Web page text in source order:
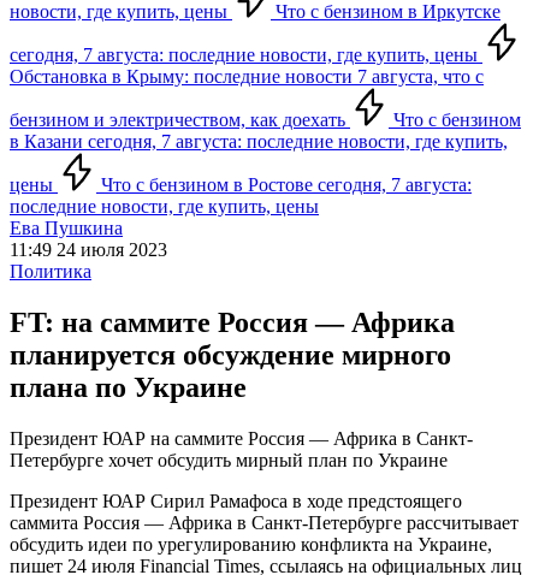
новости, где купить, цены Что с бензином в Иркутске
сегодня, 7 августа: последние новости, где купить, цены
Обстановка в Крыму: последние новости 7 августа, что с
бензином и электричеством, как доехать
Что с бензином
в Казани сегодня, 7 августа: последние новости, где купить,
цены
Что с бензином в Ростове сегодня, 7 августа:
последние новости, где купить, цены
Ева Пушкина
11:49 24 июля 2023
Политика
FT: на саммите Россия — Африка
планируется обсуждение мирного
плана по Украине
Президент ЮАР на саммите Россия — Африка в Санкт-
Петербурге хочет обсудить мирный план по Украине
Президент ЮАР Сирил Рамафоса в ходе предстоящего
саммита Россия — Африка в Санкт-Петербурге рассчитывает
обсудить идеи по урегулированию конфликта на Украине,
пишет 24 июля Financial Times, ссылаясь на официальных лиц